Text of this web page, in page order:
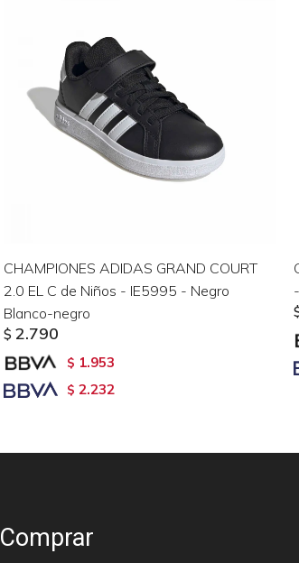
CHAMPIONES ADIDAS GRAND COURT
2.0 EL C de Niños - IE5995 - Negro
Blanco-negro
$ 2.790
$ 1.953
$ 2.232
Comprar